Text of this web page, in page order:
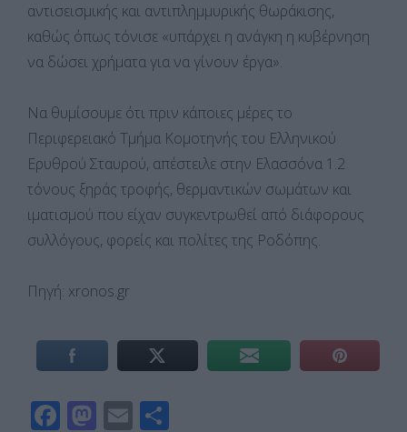
αντισεισμικής και αντιπλημμυρικής θωράκισης,
καθώς όπως τόνισε «υπάρχει η ανάγκη η κυβέρνηση
να δώσει χρήματα για να γίνουν έργα».
Να θυμίσουμε ότι πριν κάποιες μέρες το
Περιφερειακό Τμήμα Κομοτηνής του Ελληνικού
Ερυθρού Σταυρού, απέστειλε στην Ελασσόνα 1.2
τόνους ξηράς τροφής, θερμαντικών σωμάτων και
ιματισμού που είχαν συγκεντρωθεί από διάφορους
συλλόγους, φορείς και πολίτες της Ροδόπης.
Πηγή: xronos.gr
F M E